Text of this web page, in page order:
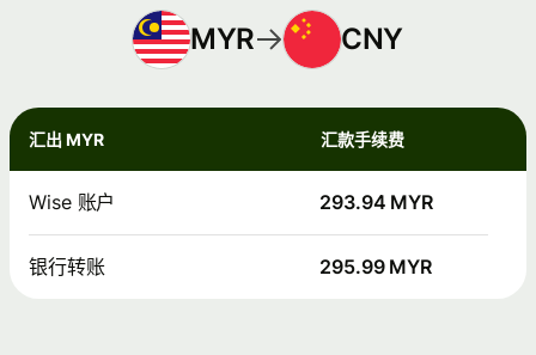
MYR CNY
汇出 MYR 汇款手续费
Wise 账户 293.94 MYR
银行转账 295.99 MYR